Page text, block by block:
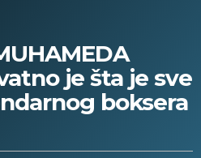
je šta je sve
boksera